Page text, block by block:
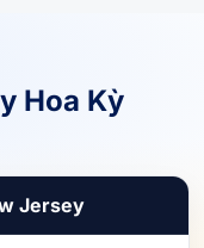
Hoa Kỳ
Jersey